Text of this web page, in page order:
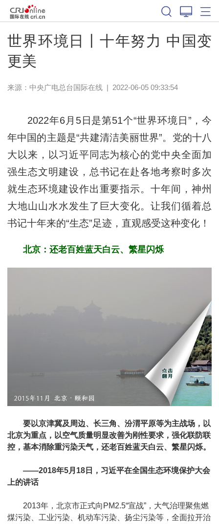
世界环境日丨十年努力 中国变
更美
来源： 中央广电总台国际在线| 2022-06-05 09:33:54
2022年6月5日是第51个“世界环境日”，今
年中国的主题是“共建清洁美丽世界”。党的十八
大以来，以习近平同志为核心的党中央全面加
强生态文明建设，总书记在赴各地考察时多次
就生态环境建设作出重要指示。十年间，神州
大地山山水水发生了巨大变化。让我们循着总
书记十年来的“生态”足迹，直观感受这种变化！
北京：还老百姓蓝天白云、繁星闪烁
要以京津冀及周边、长三角、汾渭平原等为主战场，以
北京为重点，以空气质量明显改善为刚性要求，强化联防联
控，基本消除重污染天气，还老百姓蓝天白云、繁星闪烁。
——2018年5月18日，习近平在全国生态环境保护大会
上的讲话
2013年，北京市正式向PM2.5“宣战”，大气治理聚焦燃
煤污染、工业污染、机动车污染、扬尘污染等，全面拉开治